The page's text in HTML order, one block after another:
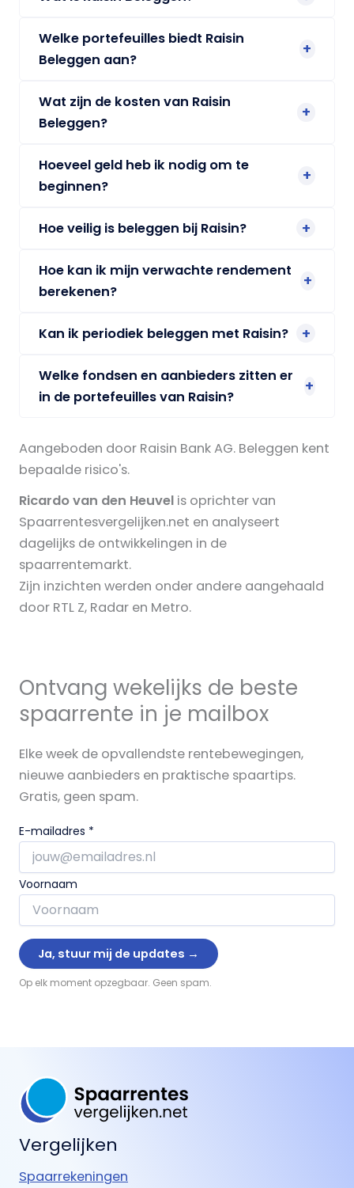
Welke portefeuilles biedt Raisin
Beleggen aan?
Wat zijn de kosten van Raisin
Beleggen?
Hoeveel geld heb ik nodig om te
beginnen?
Hoe veilig is beleggen bij Raisin?
Hoe kan ik mijn verwachte rendement
berekenen?
Kan ik periodiek beleggen met Raisin?
Welke fondsen en aanbieders zitten er
in de portefeuilles van Raisin?
Aangeboden door Raisin Bank AG. Beleggen kent
bepaalde risico's.
Ricardo van den Heuvel is oprichter van
Spaarrentesvergelijken.net en analyseert
dagelijks de ontwikkelingen in de
spaarrentemarkt.
Zijn inzichten werden onder andere aangehaald
door RTL Z, Radar en Metro.
Ontvang wekelijks de beste
spaarrente in je mailbox
Elke week de opvallendste rentebewegingen,
nieuwe aanbieders en praktische spaartips.
Gratis, geen spam.
E-mailadres *
Voornaam
Op elk moment opzegbaar. Geen spam.
Vergelijken
Spaarrekeningen